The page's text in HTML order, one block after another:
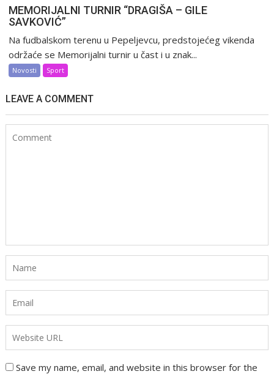
MEMORIJALNI TURNIR “DRAGIŠA – GILE
SAVKOVIĆ”
Na fudbalskom terenu u Pepeljevcu, predstojećeg vikenda
održaće se Memorijalni turnir u čast i u znak...
Novosti Sport
LEAVE A COMMENT
Save my name, email, and website in this browser for the